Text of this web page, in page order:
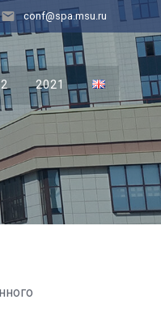
conf@spa.msu.ru
2021